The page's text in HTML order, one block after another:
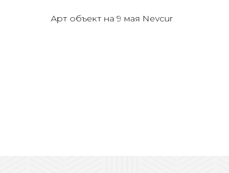
Арт объект на 9 мая Nevcur